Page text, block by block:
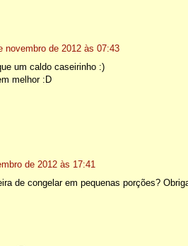
novembro de 2012 às 07:43
um caldo caseirinho :)
melhor :D
de 2012 às 17:41
de congelar em pequenas porções?